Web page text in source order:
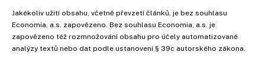
Jakékoliv užití obsahu, včetně převzetí článků, je bez souhlasu
Economia, a.s. zapovězeno. Bez souhlasu Economia, a.s. je
zapovězeno též rozmnožování obsahu pro účely automatizované
analýzy textů nebo dat podle ustanovení § 39c autorského zákona.